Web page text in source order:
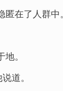
在了人群中。
。
道。